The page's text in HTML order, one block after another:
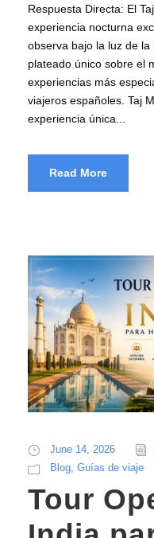
Respuesta Directa: El
experiencia nocturna
observa bajo la luz de
plateado único sobre el
experiencias más
viajeros españoles. Taj
experiencia única...
Read More
June 14, 2026
Blog, Guías de viaje
Tour